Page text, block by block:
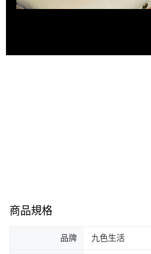
商品規格
品牌 九色生活